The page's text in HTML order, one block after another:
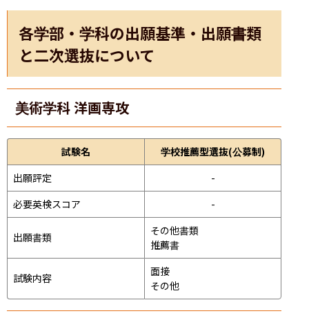
各学部・学科の出願基準・出願書類
と二次選抜について
美術学科 洋画専攻
試験名
学校推薦型選抜(公募制)
出願評定
-
必要英検スコア
-
出願書類
その他書類
推薦書
試験内容
面接
その他